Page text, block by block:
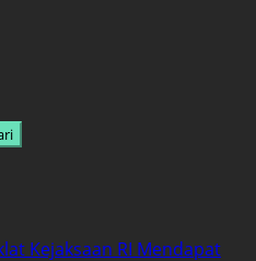
Kejaksaan RI Mendapat